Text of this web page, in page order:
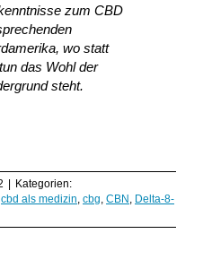
zum CBD
wo statt
das Wohl der
steht.
Kategorien:
cbd als medizin, cbg, CBN , Delta-8-